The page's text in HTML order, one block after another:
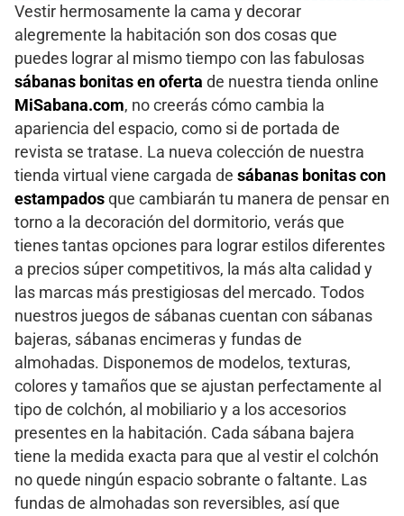
Vestir hermosamente la cama y decorar
alegremente la habitación son dos cosas que
puedes lograr al mismo tiempo con las fabulosas
sábanas bonitas en oferta de nuestra tienda online
MiSabana.com, no creerás cómo cambia la
apariencia del espacio, como si de portada de
revista se tratase. La nueva colección de nuestra
tienda virtual viene cargada de sábanas bonitas con
estampados que cambiarán tu manera de pensar en
torno a la decoración del dormitorio, verás que
tienes tantas opciones para lograr estilos diferentes
a precios súper competitivos, la más alta calidad y
las marcas más prestigiosas del mercado. Todos
nuestros juegos de sábanas cuentan con sábanas
bajeras, sábanas encimeras y fundas de
almohadas. Disponemos de modelos, texturas,
colores y tamaños que se ajustan perfectamente al
tipo de colchón, al mobiliario y a los accesorios
presentes en la habitación. Cada sábana bajera
tiene la medida exacta para que al vestir el colchón
no quede ningún espacio sobrante o faltante. Las
fundas de almohadas son reversibles, así que